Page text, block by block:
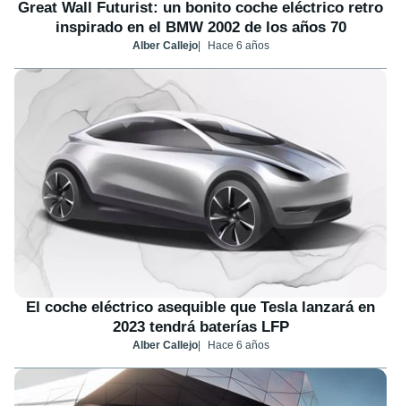
Great Wall Futurist: un bonito coche eléctrico retro
inspirado en el BMW 2002 de los años 70
Alber Callejo Hace 6 años
El coche eléctrico asequible que Tesla lanzará en
2023 tendrá baterías LFP
Alber Callejo Hace 6 años